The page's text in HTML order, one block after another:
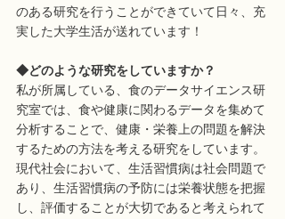
のある研究を行うことができていて日々、充
実した大学生活が送れています！
◆どのような研究をしていますか？
私が所属している、食のデータサイエンス研
究室では、食や健康に関わるデータを集めて
分析することで、健康・栄養上の問題を解決
するための方法を考える研究をしています。
現代社会において、生活習慣病は社会問題で
あり、生活習慣病の予防には栄養状態を把握
し、評価することが大切であると考えられて